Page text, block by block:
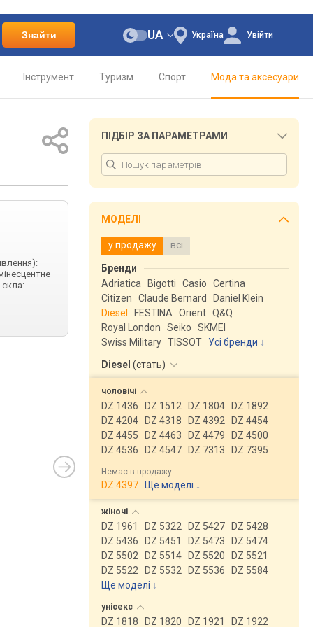
Знайти Україна
UA Увійти
Інструмент Туризм Спорт Мода та аксесуари
скла:
ПІДБІР ЗА ПАРАМЕТРАМИ
МОДЕЛІ
у продажу всі
Бренди
Adriatica
Bigotti Casio
Certina
Citizen
Claude Bernard
Daniel Klein
Diesel
FESTINA Orient Q&Q
Royal London
Seiko
SKMEI
Swiss Military TISSOT
Усі бренди
Diesel (стать)
чоловічі
DZ 1436 DZ 1512 DZ 1804
DZ 1892
DZ 4204
DZ 4318 DZ 4392
DZ 4454
DZ 4455
DZ 4463 DZ 4479
DZ 4500
DZ 4536
DZ 4547 DZ 7313 DZ 7395
Немає в продажу
DZ 4397 Ще моделі ↓
жіночі
DZ 1961 DZ 5322 DZ 5427
DZ 5428
DZ 5436
DZ 5451 DZ 5473
DZ 5474
DZ 5502
DZ 5514 DZ 5520
DZ 5521
DZ 5522
DZ 5532 DZ 5536
DZ 5584
Ще моделі ↓
унісекс
DZ 1818 DZ 1820 DZ 1921
DZ 1922